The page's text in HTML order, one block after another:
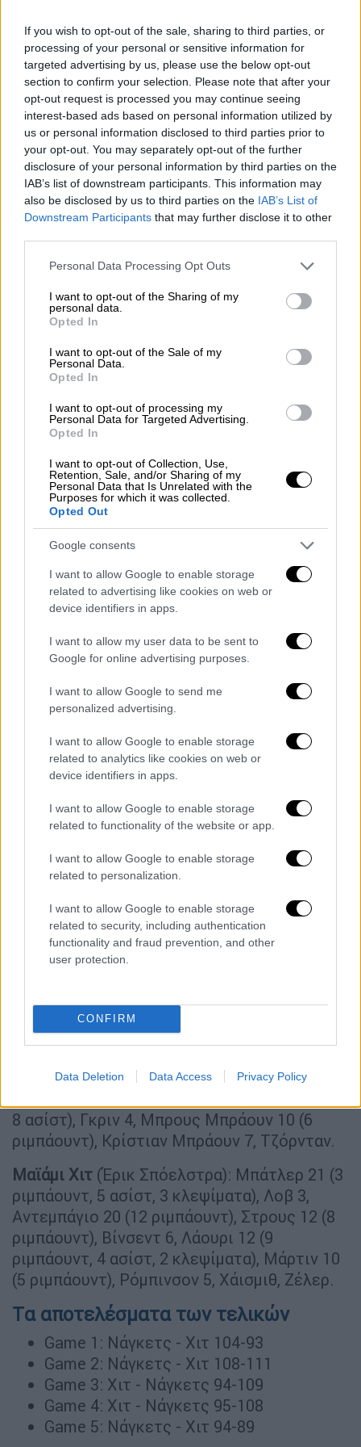
If you wish to opt-out of the sale, sharing to third parties, or
processing of your personal or sensitive information for
targeted advertising by us, please use the below opt-out
section to confirm your selection. Please note that after your
opt-out request is processed you may continue seeing
interest-based ads based on personal information utilized by
us or personal information disclosed to third parties prior to
your opt-out. You may separately opt-out of the further
disclosure of your personal information by third parties on the
IAB’s list of downstream participants. This information may
also be disclosed by us to third parties on the IAB’s List of
Downstream Participants that may further disclose it to other
Please note that this website/app uses one or more Google
not limited to your visit or usage behaviour. You may click to
grant or deny consent to Google and its third-party tags to
use your data for below specified purposes in below Google
consent section.
Personal Data Processing Opt Outs
I want to opt-out of the Sharing of my
personal data.
Opted In
I want to opt-out of the Sale of my
Personal Data.
Opted In
I want to opt-out of processing my
Personal Data for Targeted Advertising.
Opted In
I want to opt-out of Collection, Use,
Retention, Sale, and/or Sharing of my
Personal Data that Is Unrelated with the
Purposes for which it was collected.
Opted Out
Google consents
I want to allow Google to enable storage
related to advertising like cookies on web or
device identifiers in apps.
I want to allow my user data to be sent to
Google for online advertising purposes.
I want to allow Google to send me
personalized advertising.
I want to allow Google to enable storage
related to analytics like cookies on web or
device identifiers in apps.
I want to allow Google to enable storage
related to functionality of the website or app.
I want to allow Google to enable storage
related to personalization.
I want to allow Google to enable storage
related to security, including authentication
functionality and fraud prevention, and other
user protection.
CONFIRM
Data Deletion Data Access Privacy Policy
στο τρίτο δωδεκάλεπτο έφεραν το ματς
στην ελάχιστη διαφορά (70-71).
Στην τέταρτη περίοδο με άμυνα για
σεμινάριο οι «Σβώλοι» με επί μέρους 24-18,
έφτασαν στο τελικό 94-89, έκαναν το 4-1 στη
σειρά και έγραψαν ιστορία με το πρώτο
πρωτάθλημα τους στο NBA, έχοντας ως
μεγάλο πρωταγωνιστής σε όλη τη διάρκεια
της σεζόν τον σπουδαίο Νίκολα Γιόκιτς.
Στην κορυφή του NBA οι Νάγκετς (AP)
MVP ο Γιόκιτς
Νίκολα Γιόκιτςολοκλήρωσε με τον
καλύτερο τρόπο μία
. Παρότι
μετά από δύο συνεχόμενα χρόνια δεν
κατέκτησε το βραβείο τουMVPτης
κανονικής περιόδου (σ.σ ήταν δεύτερος στη
σχετική ψηφοφορία πίσω από τον Εμπίιντ)
κατέκτησε τα δύο βραβεία που μετρούν
σ
σότερο.
Εκτός από το πολυπόθητο
πρωταθλητή, ο «Τζόκερ», αναδείχθηκε
απολύτωςλογικά MVPτων τελικών του
NBA και έγραψε ιστορία καθώς είναι το
χαμηλότεροdraft pick
(νούμερο 41) που
κατακτά… το βραβείο τουπολυτιμότερου
Ο Σέρβος σέντερ «έγραψε» 28 πόντους, 16
της
σειράς, κλείνοντας τουςNBA Finals
έχοντας
30.2 πόντους, 14 ριμπάουντ, 7.2 ριμπάουντ
και 1.4 κοψίματα μέσο όρο σε 41 λεπτά
Ντένβερ Νάγκετς
16 (13 ριμπάουντ), Γκόρντον 4 (7 ριμπάουντ),
Κάλντγουελ-Πόουπ 11 (4 ριμπάουντ, 2 ασίστ,
8 ασίστ), Γκριν 4, Μπρους Μπράουν 10 (6
ριμπάουντ), Κρίστιαν Μπράουν 7, Τζόρνταν.
Μαϊάμι Χιτ (Έρικ Σπόελστρα): Μπάτλερ 21 (3
ριμπάουντ, 5 ασίστ, 3 κλεψίματα), Λοβ 3,
Αντεμπάγιο 20 (12 ριμπάουντ), Στρους 12 (8
ριμπάουντ), Βίνσεντ 6, Λάουρι 12 (9
ριμπάουντ, 4 ασίστ, 2 κλεψίματα), Μάρτιν 10
(5 ριμπάουντ), Ρόμπινσον 5, Χάισμιθ, Ζέλερ.
Tα αποτελέσματα των τελικών
Game 1: Νάγκετς - Χιτ 104-93
Game 2: Νάγκετς - Χιτ 108-111
Game 3: Χιτ - Νάγκετς 94-109
Game 4: Χιτ - Νάγκετς 95-108
Game 5: Νάγκετς - Χιτ 94-89